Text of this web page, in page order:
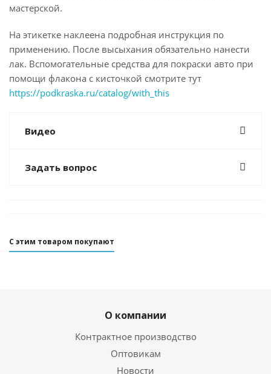
мастерской.
На этикетке наклеена подробная инструкция по
применению. После высыхания обязательно нанести
лак. Вспомогательные средства для покраски авто при
помощи флакона с кисточкой смотрите тут
https://podkraska.ru/catalog/with_this
Видео
Задать вопрос
С этим товаром покупают
О компании
Контрактное производство
Оптовикам
Новости